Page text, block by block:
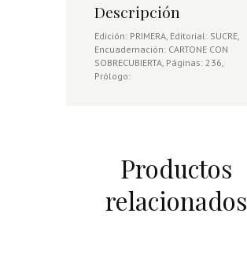
Descripción
Edición: PRIMERA, Editorial: SUCRE,
Encuadernación: CARTONE CON
SOBRECUBIERTA, Páginas: 236,
Prólogo:
Productos
relacionados